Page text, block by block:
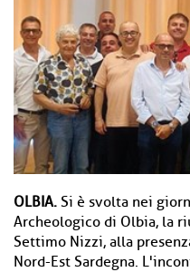
OLBIA. Si è svolta nei
Archeologico di Olbia, la
Settimo Nizzi, alla
Nord-Est Sardegna.